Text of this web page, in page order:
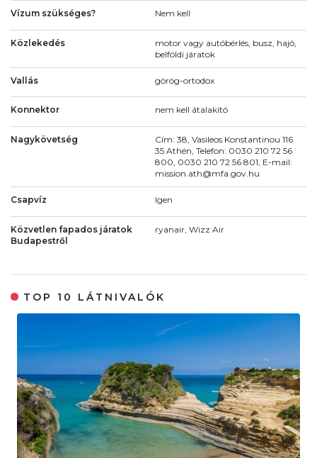
Vízum szükséges? Nem kell
Közlekedés
motor vagy autóbérlés, busz, hajó,
belföldi járatok
Vallás görög-ortodox
Konnektor nem kell átalakító
Nagykövetség
Cím: 38, Vasileos Konstantinou 116
35 Athén, Telefon: 0030 210 72 56
800, 0030 210 72 56 801, E-mail:
mission.ath@mfa.gov.hu
Csapvíz Igen
Közvetlen fapados járatok
Budapestről
ryanair, Wizz Air
TOP 10 LÁTNIVALÓK